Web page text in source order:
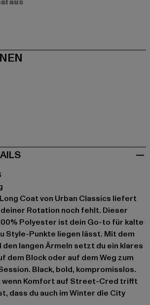
aus
Coat von Urban Classics liefert
Rotation noch fehlt. Dieser
Polyester ist dein Go-to für kalte
Style-Punkte liegen lässt. Mit dem
den langen Ärmeln setzt du ein klares
dem Block oder auf dem Weg zum
Black, bold, kompromisslos.
wenn Komfort auf Street-Cred trifft
dass du auch im Winter die City